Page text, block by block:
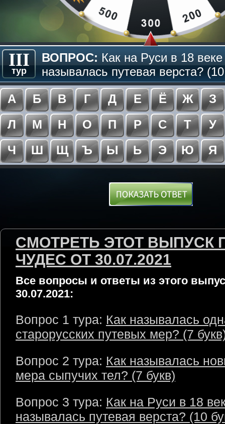
III
тур
ВОПРОС: Как на Руси в 18 веке
называлась путевая верста?
А
Б В Г Д Е Ё Ж
З
Л
М Н О П Р С Т
У
Ч
Ш Щ Ъ Ы Ь Э Ю Я
СМОТРЕТЬ ЭТОТ ВЫПУСК
ЧУДЕС ОТ 30.07.2021
Все вопросы и ответы из этого
30.07.2021:
Вопрос 1 тура: Как называлась
старорусских путевых мер? (7
Вопрос 2 тура: Как называлась
мера сыпучих тел? (7 букв)
Вопрос 3 тура: Как на Руси в 18
называлась путевая верста? (10